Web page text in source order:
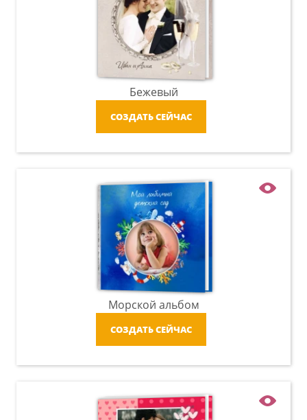
Бежевый
СОЗДАТЬ СЕЙЧАС
Морской альбом
СОЗДАТЬ СЕЙЧАС